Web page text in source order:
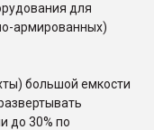
для
армированных)
большой емкости
до 30% по